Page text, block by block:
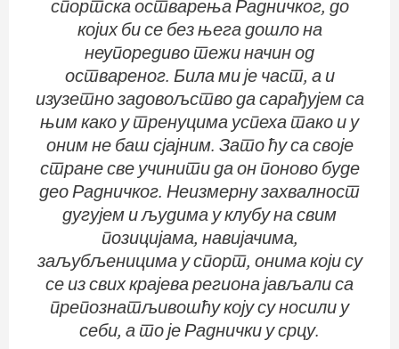
спортска остварења Радничког, до
којих би се без њега дошло на
неупоредиво тежи начин од
оствареног. Била ми је част, а и
изузетно задовољство да сарађујем са
њим како у тренуцима успеха тако и у
оним не баш сјајним. Зато ћу са своје
стране све учинити да он поново буде
део Радничког. Неизмерну захвалност
дугујем и људима у клубу на свим
позицијама, навијачима,
заљубљеницима у спорт, онима који су
се из свих крајева региона јављали са
препознатљивошћу коју су носили у
себи, а то је Раднички у срцу.